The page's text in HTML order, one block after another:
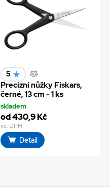
5
Precizní nůžky Fiskars,
černé, 13 cm - 1 ks
skladem
od 430,9 Kč
vč. DPH
Detail